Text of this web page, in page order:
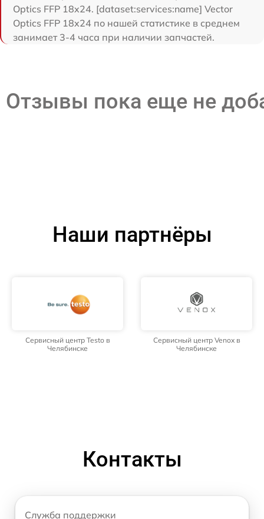
Optics FFP 18x24. [dataset:services:name] Vector
Optics FFP 18x24 по нашей статистике в среднем
занимает 3-4 часа при наличии запчастей.
Отзывы пока еще не
Наши партнёры
Сервисный центр Testo в
Челябинске
Сервисный центр Venox в
Челябинске
Контакты
Служба поддержки